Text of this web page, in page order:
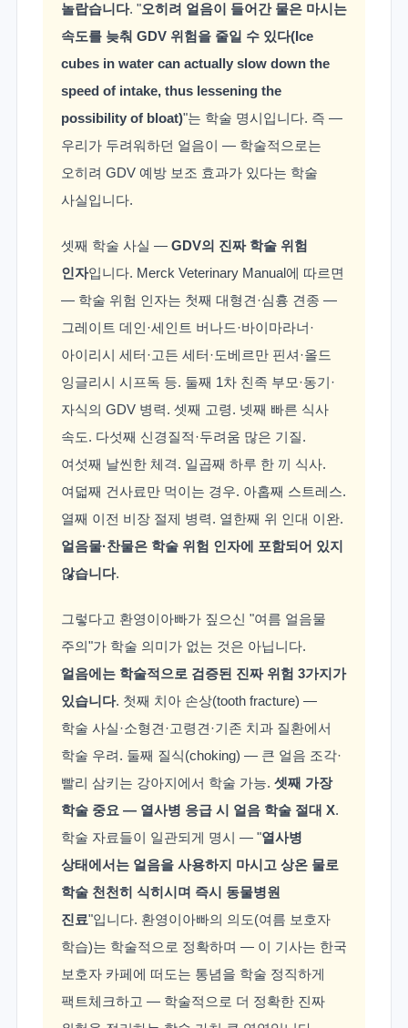
놀랍습니다. "오히려 얼음이 들어간 물은 마시는
속도를 늦춰 GDV 위험을 줄일 수 있다(Ice
cubes in water can actually slow down the
speed of intake, thus lessening the
possibility of bloat)"는 학술 명시입니다. 즉 —
우리가 두려워하던 얼음이 — 학술적으로는
오히려 GDV 예방 보조 효과가 있다는 학술
사실입니다.
셋째 학술 사실 — GDV의 진짜 학술 위험
인자입니다. Merck Veterinary Manual에 따르면
— 학술 위험 인자는 첫째 대형견·심흉 견종 —
그레이트 데인·세인트 버나드·바이마라너·
아이리시 세터·고든 세터·도베르만 핀셔·올드
잉글리시 시프독 등. 둘째 1차 친족 부모·동기·
자식의 GDV 병력. 셋째 고령. 넷째 빠른 식사
속도. 다섯째 신경질적·두려움 많은 기질.
여섯째 날씬한 체격. 일곱째 하루 한 끼 식사.
여덟째 건사료만 먹이는 경우. 아홉째 스트레스.
열째 이전 비장 절제 병력. 열한째 위 인대 이완.
얼음물·찬물은 학술 위험 인자에 포함되어 있지
않습니다.
그렇다고 환영이아빠가 짚으신 "여름 얼음물
주의"가 학술 의미가 없는 것은 아닙니다.
얼음에는 학술적으로 검증된 진짜 위험 3가지가
있습니다. 첫째 치아 손상(tooth fracture) —
학술 사실·소형견·고령견·기존 치과 질환에서
학술 우려. 둘째 질식(choking) — 큰 얼음 조각·
빨리 삼키는 강아지에서 학술 가능. 셋째 가장
학술 중요 — 열사병 응급 시 얼음 학술 절대 X.
학술 자료들이 일관되게 명시 — "열사병
상태에서는 얼음을 사용하지 마시고 상온 물로
학술 천천히 식히시며 즉시 동물병원
진료"입니다. 환영이아빠의 의도(여름 보호자
학습)는 학술적으로 정확하며 — 이 기사는 한국
보호자 카페에 떠도는 통념을 학술 정직하게
팩트체크하고 — 학술적으로 더 정확한 진짜